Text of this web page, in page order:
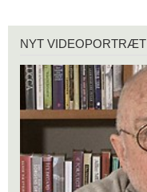
videoportræt
NYT VIDEOPORTRÆT